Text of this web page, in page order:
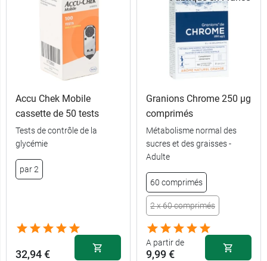
Accu Chek Mobile
cassette de 50 tests
Tests de contrôle de la
glycémie
par 2
32,94 €
Granions Chrome 250 µg
comprimés
Métabolisme normal des
sucres et des graisses -
Adulte
60 comprimés
2 x 60 comprimés
A partir de
9,99 €